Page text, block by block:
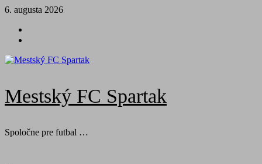
Skip
content
6. augusta 2026
Mestský FC Spartak
Spoločne pre futbal …